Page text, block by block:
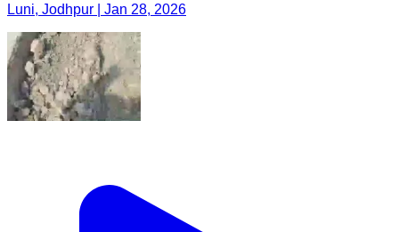
Luni, Jodhpur | Jan 28, 2026